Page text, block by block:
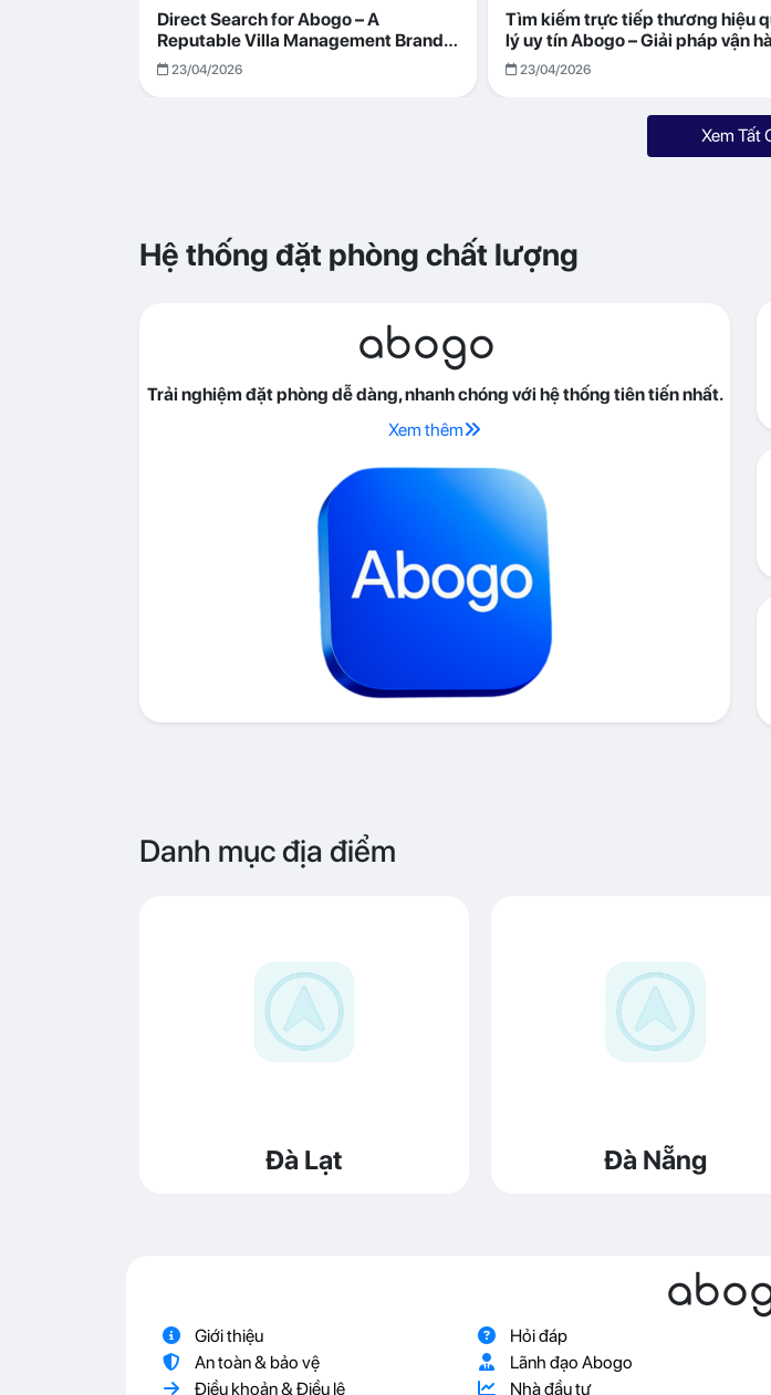
Direct Search for Abogo – A
Reputable Villa Management Brand
with Transparent and Effective
Operations
23/04/2026
Tìm kiếm trực tiếp thương hiệu
lý uy tín Abogo – Giải pháp vận
villa hiệu quả, minh bạch
23/04/2026
Xem Tất
Hệ thống đặt phòng chất lượng
abogo
Trải nghiệm đặt phòng dễ dàng, nhanh chóng với hệ thống tiên tiến nhất.
Xem thêm
Danh mục địa điểm
Đà Lạt Đà Nẵng
Giới thiệu
An toàn & bảo vệ
Điều khoản & Điều lệ
Hỏi đáp
Lãnh đạo Abogo
Nhà đầu tư